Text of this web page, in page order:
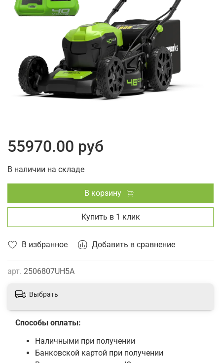
В избранное Добавить в сравнение
арт. 2506807UH5A
55970.00 руб
В наличии на складе
В корзину
Купить в 1 клик
Выбрать
Способы оплаты:
Наличными при получении
Банковской картой при получении